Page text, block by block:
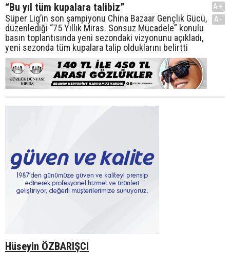
“Bu yıl tüm kupalara talibiz”
Süper Lig’in son şampiyonu China Bazaar Gençlik Gücü,
düzenlediği “75 Yıllık Miras. Sonsuz Mücadele” konulu
basın toplantısında yeni sezondaki vizyonunu açıkladı,
yeni sezonda tüm kupalara talip olduklarını belirtti
A+
A-
Hüseyin ÖZBARIŞCI